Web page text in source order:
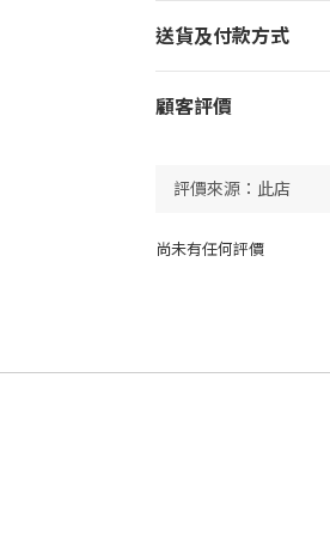
送貨及付款方式
顧客評價
尚未有任何評價